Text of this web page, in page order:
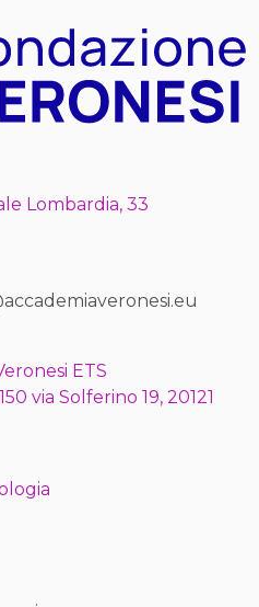
Lombardia, 33
ETS
via Solferino 19, 20121